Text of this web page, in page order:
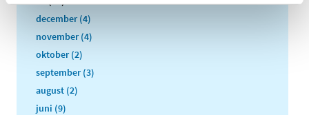
december (4)
november (4)
oktober (2)
september (3)
august (2)
juni (9)